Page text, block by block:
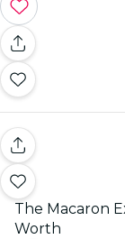
The Macaron
Worth